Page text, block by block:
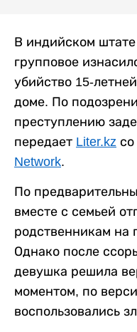
В индийском
групповое
убийство 15-
доме. По
преступлению
передает Liter.kz
Network.
По
вместе с семьей
родственникам на
Однако после
девушка решила
моментом, по
воспользовались